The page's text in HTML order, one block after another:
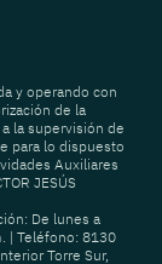
y operando con
de la
la supervisión de
para lo dispuesto
Auxiliares
JESÚS
De lunes a
| Teléfono: 8130
Torre Sur,